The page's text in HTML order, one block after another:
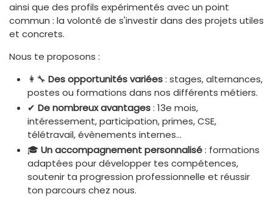
ainsi que des profils expérimentés avec un point
commun : la volonté de s'investir dans des projets utiles
et concrets.
Nous te proposons :
👩‍🔧 Des opportunités variées: stages, alternances,
postes ou formations dans nos différents métiers.
✔ De nombreux avantages: 13e mois,
intéressement, participation, primes, CSE,
télétravail, évènements internes…
🎓 Un accompagnement personnalisé: formations
adaptées pour développer tes compétences,
soutenir ta progression professionnelle et réussir
ton parcours chez nous.